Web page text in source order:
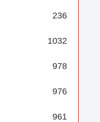
236
1032
978
976
961